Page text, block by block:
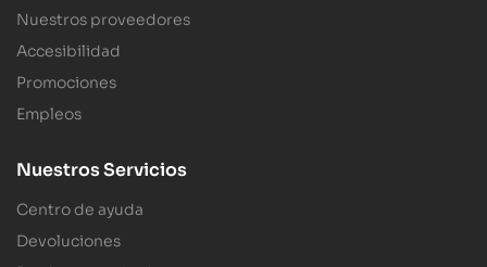
Nuestros proveedores
Accesibilidad
Promociones
Empleos
Nuestros Servicios
Centro de ayuda
Devoluciones